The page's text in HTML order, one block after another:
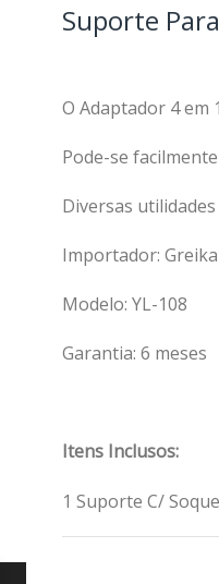
Suporte
O Adaptador 4 em
Pode-se
Diversas
Importador: Greika
Modelo: YL-108
Garantia: 6 meses
Itens Inclusos:
1 Suporte C/